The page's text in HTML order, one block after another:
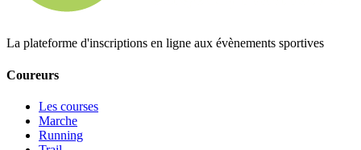
La plateforme d'inscriptions en ligne aux évènements sportives
Coureurs
Les courses
Marche
Running